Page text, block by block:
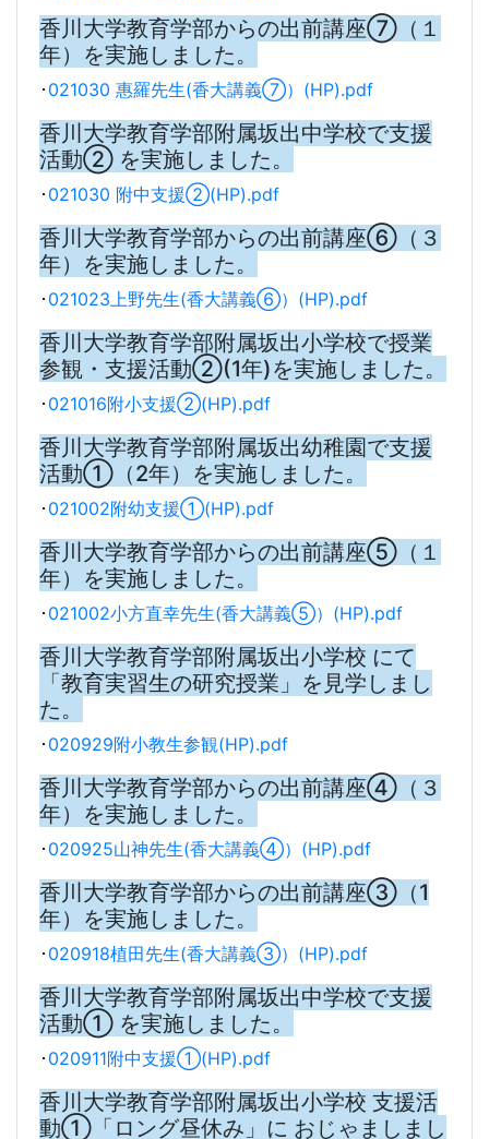
香川大学教育学部からの出前講座⑦（１
年）を実施しました。
･ 021030 惠羅先生(香大講義⑦）(HP).pdf
香川大学教育学部附属坂出中学校で支援
活動② を実施しました。
･ 021030 附中支援②(HP).pdf
香川大学教育学部からの出前講座⑥（３
年）を実施しました。
･ 021023上野先生(香大講義⑥）(HP).pdf
香川大学教育学部附属坂出小学校で授業
参観・支援活動②(1年)を実施しました。
･ 021016附小支援②(HP).pdf
香川大学教育学部附属坂出幼稚園で支援
活動①（2年）を実施しました。
･ 021002附幼支援①(HP).pdf
香川大学教育学部からの出前講座⑤（１
年）を実施しました。
･ 021002小方直幸先生(香大講義⑤）(HP).pdf
香川大学教育学部附属坂出小学校 にて
「教育実習生の研究授業」を見学しまし
た。
･ 020929附小教生参観(HP).pdf
香川大学教育学部からの出前講座④（３
年）を実施しました。
･ 020925山神先生(香大講義④）(HP).pdf
香川大学教育学部からの出前講座③（1
年）を実施しました。
･ 020918植田先生(香大講義③）(HP).pdf
香川大学教育学部附属坂出中学校で支援
活動① を実施しました。
･ 020911附中支援①(HP).pdf
香川大学教育学部附属坂出小学校 支援活
動①「ロング昼休み」に おじゃましまし